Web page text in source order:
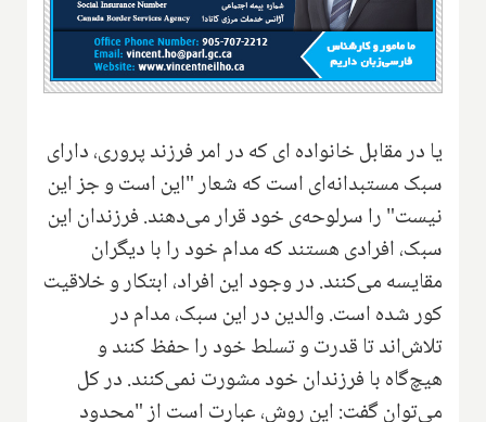
یا در مقابل خانواده ای که در امر فرزند پروری، دارای
سبک مستبدانه‌ای است که شعار "این است و جز این
نیست" را سرلوحه‌ی خود قرار می‌دهند. فرزندان این
سبک، افرادی هستند که مدام خود را با دیگران
مقایسه می‌کنند. در وجود این افراد، ابتکار و خلاقیت
کور شده است. والدین در این سبک، مدام در
تلاش‌اند تا قدرت و تسلط خود را حفظ کنند و
هیچ‌گاه با فرزندان خود مشورت نمی‌کنند. در کل
می‌توان گفت‌: این روش، عبارت است از "محدود